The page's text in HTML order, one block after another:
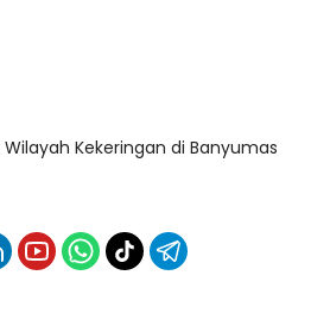
Kekeringan di Banyumas